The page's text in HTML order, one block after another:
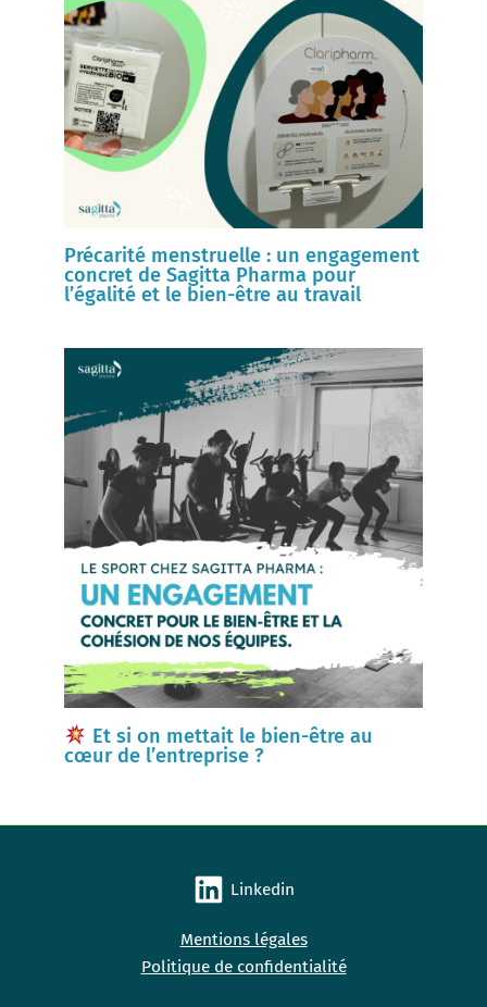
Précarité menstruelle : un engagement
concret de Sagitta Pharma pour
l’égalité et le bien-être au travail
Et si on mettait le bien-être au
cœur de l’entreprise ?
Linkedin
Mentions légales
Politique de confidentialité